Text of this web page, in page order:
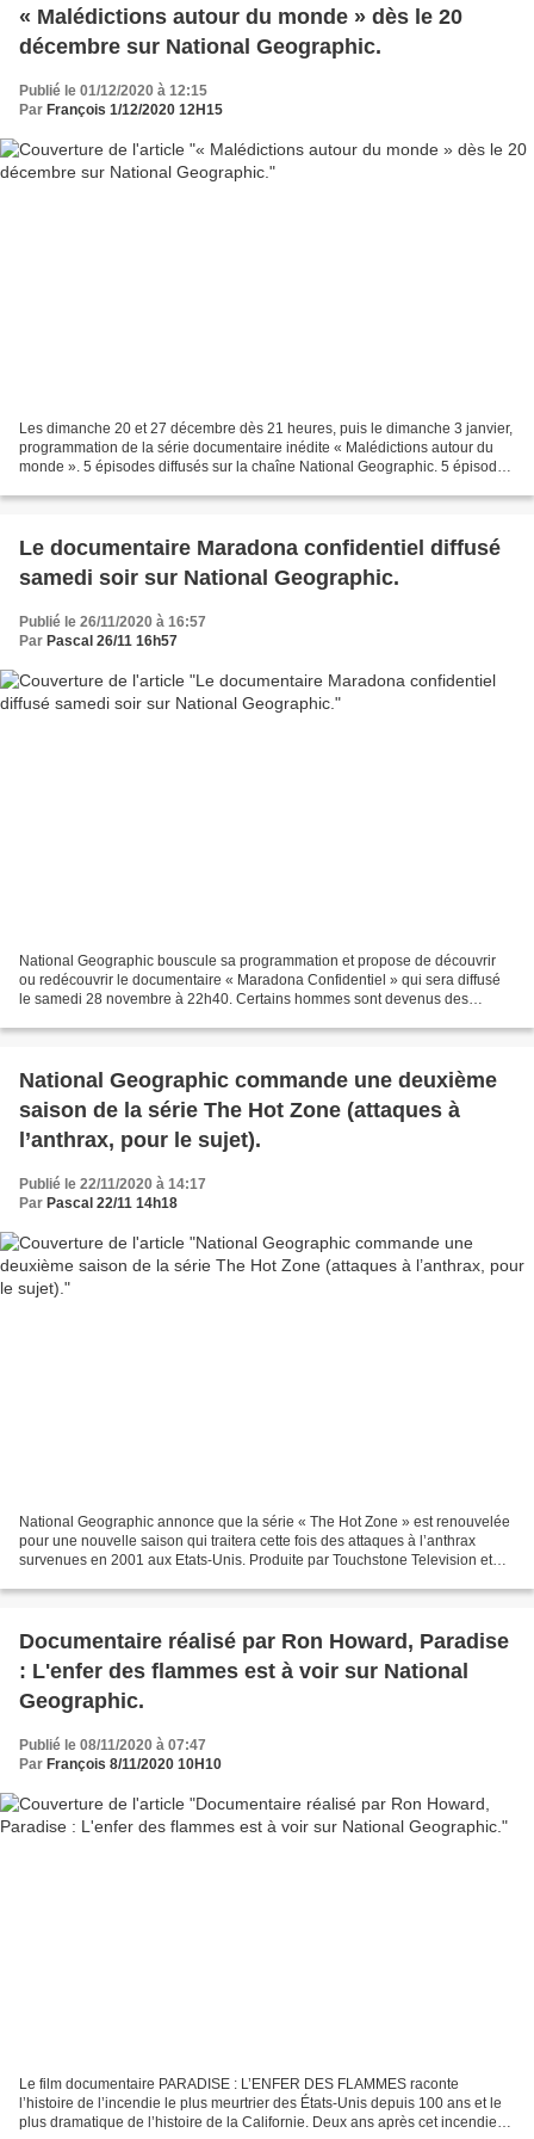
« Malédictions autour du monde » dès le 20
décembre sur National Geographic.
Publié le 01/12/2020 à 12:15
Par François 1/12/2020 12H15
Les dimanche 20 et 27 décembre dès 21 heures, puis le dimanche 3 janvier,
programmation de la série documentaire inédite « Malédictions autour du
monde ». 5 épisodes diffusés sur la chaîne National Geographic. 5 épisodes
Le documentaire Maradona confidentiel diffusé
samedi soir sur National Geographic.
Publié le 26/11/2020 à 16:57
Par Pascal 26/11 16h57
National Geographic bouscule sa programmation et propose de découvrir
ou redécouvrir le documentaire « Maradona Confidentiel » qui sera diffusé
le samedi 28 novembre à 22h40. Certains hommes sont devenus des
National Geographic commande une deuxième
saison de la série The Hot Zone (attaques à
l’anthrax, pour le sujet).
Publié le 22/11/2020 à 14:17
Par Pascal 22/11 14h18
National Geographic annonce que la série « The Hot Zone » est renouvelée
pour une nouvelle saison qui traitera cette fois des attaques à l’anthrax
survenues en 2001 aux Etats-Unis. Produite par Touchstone Television et
Documentaire réalisé par Ron Howard, Paradise
: L'enfer des flammes est à voir sur National
Geographic.
Publié le 08/11/2020 à 07:47
Par François 8/11/2020 10H10
Le film documentaire PARADISE : L’ENFER DES FLAMMES raconte
l’histoire de l’incendie le plus meurtrier des États-Unis depuis 100 ans et le
plus dramatique de l’histoire de la Californie. Deux ans après cet incendie